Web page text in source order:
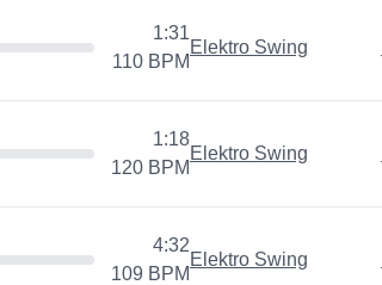
1:31
110 BPM
Elektro Swing
1:18
120 BPM
Elektro Swing
4:32
109 BPM
Elektro Swing